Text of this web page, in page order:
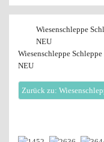
Wiesenschleppe
NEU
Wiesenschleppe
NEU
Zurück zu: